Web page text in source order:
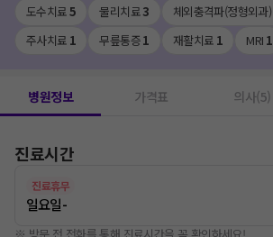
도수치료5 물리치료3 체외충격파(정형외과)
주사치료 1 무릎통증1 재활치료 1 MRI 1
병원정보 가격표 의사(5)
진료시간
진료휴무
일요일-